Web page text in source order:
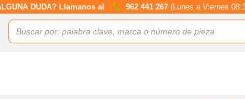
DUDA? Llamanos al 962 441 267 (Lunes a Viernes